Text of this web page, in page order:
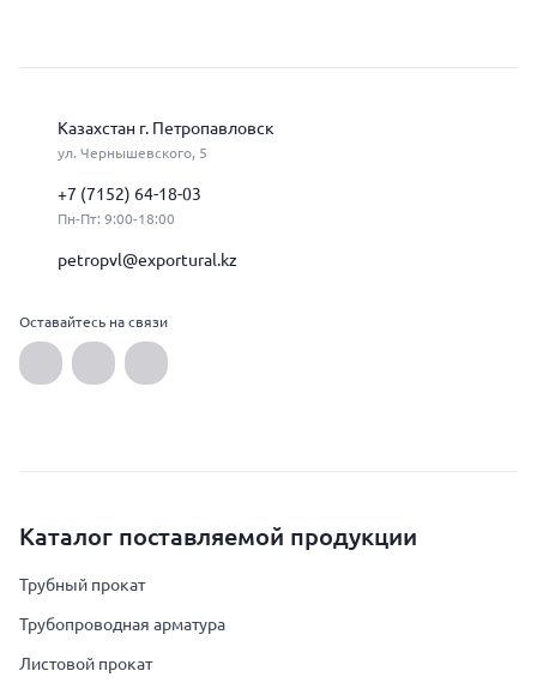
Казахстан г. Петропавловск
ул. Чернышевского, 5
+7 (7152) 64-18-03
Пн-Пт: 9:00-18:00
petropvl@exportural.kz
Оставайтесь на связи
Каталог поставляемой продукции
Трубный прокат
Трубопроводная арматура
Листовой прокат